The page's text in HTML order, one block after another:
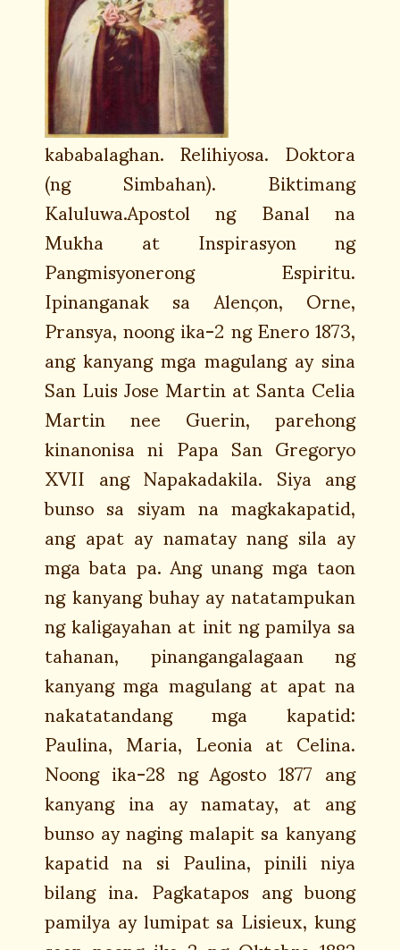
kababalaghan. Relihiyosa. Doktora
(ng Simbahan). Biktimang
Kaluluwa.Apostol ng Banal na
Mukha at Inspirasyon ng
Pangmisyonerong Espiritu.
Ipinanganak sa Alenςon, Orne,
Pransya, noong ika-2 ng Enero 1873,
ang kanyang mga magulang ay sina
San Luis Jose Martin at Santa Celia
Martin nee Guerin, parehong
kinanonisa ni Papa San Gregoryo
XVII ang Napakadakila. Siya ang
bunso sa siyam na magkakapatid,
ang apat ay namatay nang sila ay
mga bata pa. Ang unang mga taon
ng kanyang buhay ay natatampukan
ng kaligayahan at init ng pamilya sa
tahanan, pinangangalagaan ng
kanyang mga magulang at apat na
nakatatandang mga kapatid:
Paulina, Maria, Leonia at Celina.
Noong ika-28 ng Agosto 1877 ang
kanyang ina ay namatay, at ang
bunso ay naging malapit sa kanyang
kapatid na si Paulina, pinili niya
bilang ina. Pagkatapos ang buong
pamilya ay lumipat sa Lisieux, kung